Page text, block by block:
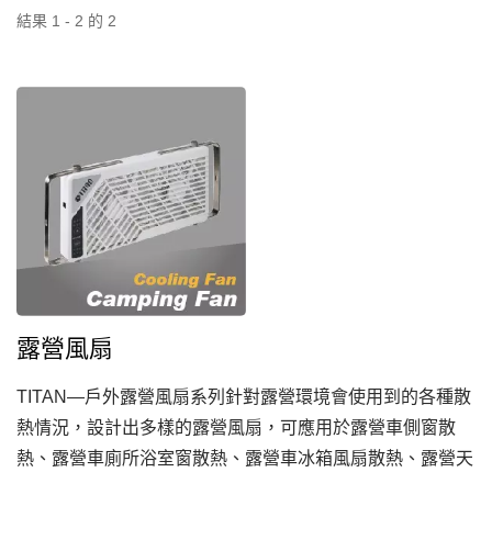
結果 1 - 2 的 2
露營風扇
TITAN—戶外露營風扇系列針對露營環境會使用到的各種散
熱情況，設計出多樣的露營風扇，可應用於露營車側窗散
熱、露營車廁所浴室窗散熱、露營車冰箱風扇散熱、露營天